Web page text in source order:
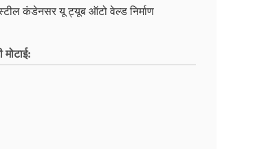
कंडेनसर यू ट्यूब ऑटो वेल्ड निर्माण